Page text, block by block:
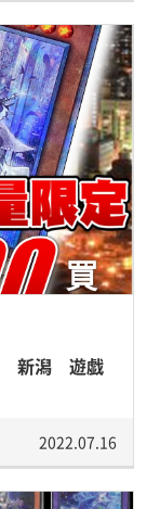
新潟 遊戯
2022.07.16